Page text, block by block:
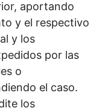
aportando
y el respectivo
y los
por las
o
el caso.
los